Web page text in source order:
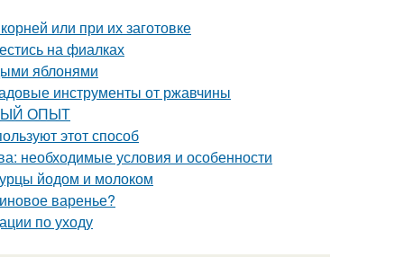
или при их заготовке
на фиалках
яблонями
инструменты от ржавчины
ОПЫТ
этот способ
необходимые условия и особенности
йодом и молоком
варенье?
по уходу